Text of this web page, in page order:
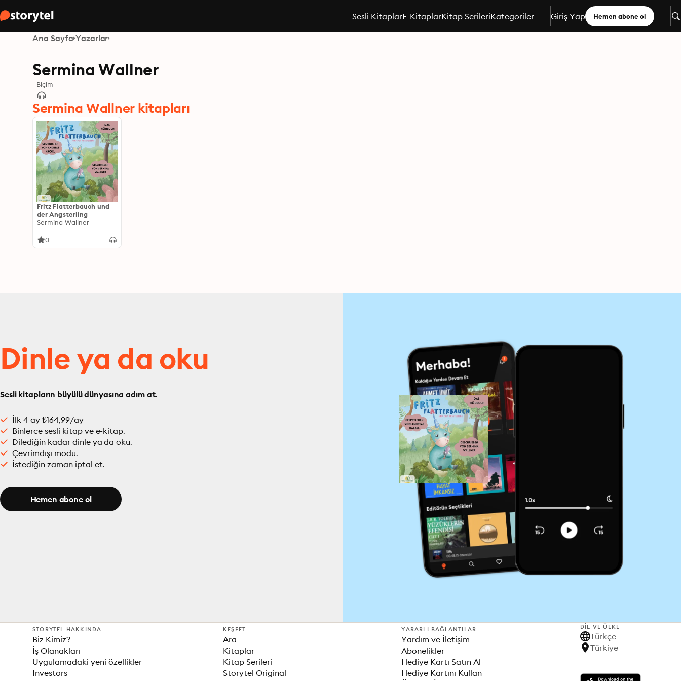
Sesli KitaplarE-KitaplarKitap SerileriKategoriler Giriş Yap Hemen abone ol
Ana Sayfa Yazarlar
Sermina Wallner
Biçim
Sermina Wallner kitapları
Fritz Flatterbauch und
der Angsterling
Sermina Wallner
0
Dinle ya da oku
Sesli kitapların büyülü dünyasına adım at.
İlk 4 ay ₺164,99/ay
Binlerce sesli kitap ve e-kitap.
Dilediğin kadar dinle ya da oku.
Çevrimdışı modu.
İstediğin zaman iptal et.
Hemen abone ol
STORYTEL HAKKINDA
Biz Kimiz?
İş Olanakları
Uygulamadaki yeni özellikler
Investors
KEŞFET
Ara
Kitaplar
Kitap Serileri
Storytel Original
YARARLI BAĞLANTILAR
Yardım ve İletişim
Abonelikler
Hediye Kartı Satın Al
Hediye Kartını Kullan
DIL VE ÜLKE
Türkçe
Türkiye